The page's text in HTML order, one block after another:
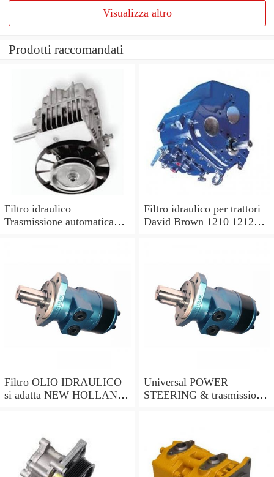
Visualizza altro
Prodotti raccomandati
Filtro idraulico
Trasmissione automatica
Filtro idraulico per trattori
David Brown 1210 1212
Filtro OLIO IDRAULICO
si adatta NEW HOLLAND
Universal POWER
STEERING & trasmissione